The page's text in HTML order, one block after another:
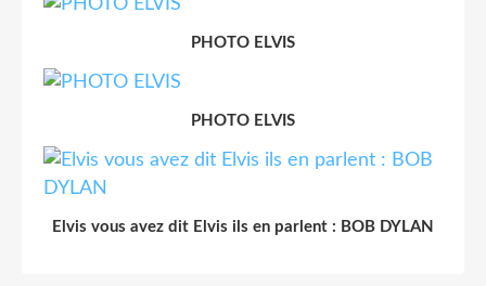
PHOTO ELVIS
PHOTO ELVIS
Elvis vous avez dit Elvis ils en parlent : BOB DYLAN